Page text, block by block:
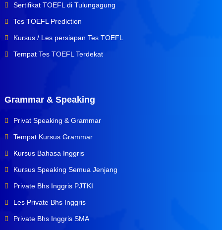
Sertifikat TOEFL di Tulungagung
Tes TOEFL Prediction
Kursus / Les persiapan Tes TOEFL
Tempat Tes TOEFL Terdekat
Grammar & Speaking
Privat Speaking & Grammar
Tempat Kursus Grammar
Kursus Bahasa Inggris
Kursus Speaking Semua Jenjang
Private Bhs Inggris PJTKI
Les Private Bhs Inggris
Private Bhs Inggris SMA